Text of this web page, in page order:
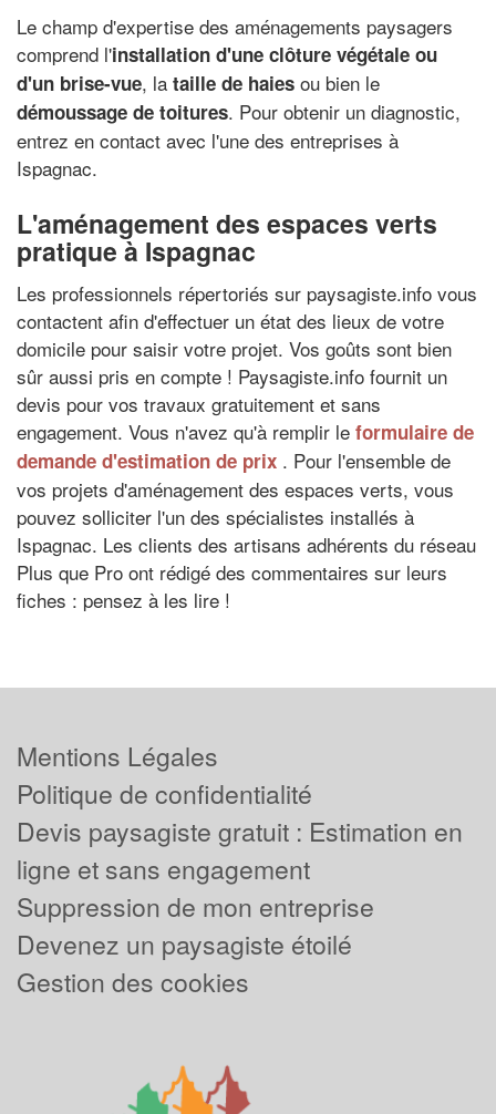
Le champ d'expertise des aménagements paysagers
comprend l'installation d'une clôture végétale ou
d'un brise-vue, la taille de haies ou bien le
démoussage de toitures. Pour obtenir un diagnostic,
entrez en contact avec l'une des entreprises à
Ispagnac.
L'aménagement des espaces verts
pratique à Ispagnac
Les professionnels répertoriés sur paysagiste.info vous
contactent afin d'effectuer un état des lieux de votre
domicile pour saisir votre projet. Vos goûts sont bien
sûr aussi pris en compte ! Paysagiste.info fournit un
devis pour vos travaux gratuitement et sans
engagement. Vous n'avez qu'à remplir le formulaire de
demande d'estimation de prix . Pour l'ensemble de
vos projets d'aménagement des espaces verts, vous
pouvez solliciter l'un des spécialistes installés à
Ispagnac. Les clients des artisans adhérents du réseau
Plus que Pro ont rédigé des commentaires sur leurs
fiches : pensez à les lire !
Mentions Légales
Politique de confidentialité
Devis paysagiste gratuit : Estimation en
ligne et sans engagement
Suppression de mon entreprise
Devenez un paysagiste étoilé
Gestion des cookies